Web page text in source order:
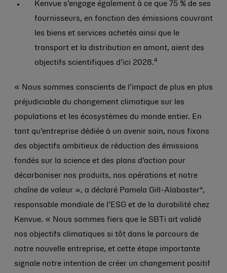
Kenvue s’engage également à ce que 75 % de ses
fournisseurs, en fonction des émissions couvrant
les biens et services achetés ainsi que le
transport et la distribution en amont, aient des
objectifs scientifiques d’ici 2028.4
« Nous sommes conscients de l’impact de plus en plus
préjudiciable du changement climatique sur les
populations et les écosystèmes du monde entier. En
tant qu’entreprise dédiée à un avenir sain, nous fixons
des objectifs ambitieux de réduction des émissions
fondés sur la science et des plans d’action pour
décarboniser nos produits, nos opérations et notre
chaîne de valeur », a déclaré Pamela Gill-Alabaster*,
responsable mondiale de l’ESG et de la durabilité chez
Kenvue. « Nous sommes fiers que le SBTi ait validé
nos objectifs climatiques si tôt dans le parcours de
notre nouvelle entreprise, et cette étape importante
signale notre intention de créer un changement positif